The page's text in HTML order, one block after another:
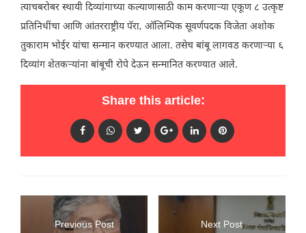
त्याचबरोबर स्थायी दिव्यांगाच्या कल्याणासाठी काम करणाऱ्या एकूण ८ उत्कृष्ट
प्रतिनिधींचा आणि आंतरराष्ट्रीय पॅरा, ऑलिम्पिक सूवर्णपदक विजेता अशोक
तुकाराम भोईर यांचा सन्मान करण्यात आला. तसेच बांबू लागवड करणाऱ्या ६
दिव्यांग शेतकऱ्यांना बांबूची रोपे देऊन सन्मानित करण्यात आले.
Share this article:
Previous Post Next Post